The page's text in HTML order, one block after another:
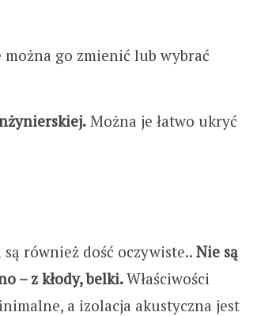
można go zmienić lub wybrać
Można je łatwo ukryć
również dość oczywiste.. Nie są
– z kłody, belki.Właściwości
a izolacja akustyczna jest